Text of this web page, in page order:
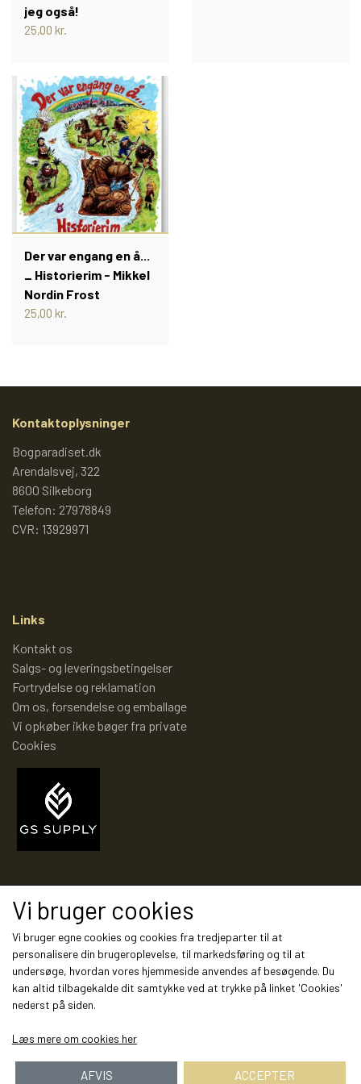
PIXI 800 - 899
PIXI 900 - 999
PIXI 1000 - 1099
SPECIELLE DANSKE PIXI
AKTIVTETSBØGER
PIXI-JULEKALENDER
JULENISSE KALENDER
HR. STRUGANOFFS MAD ALFABET
RASMUS KLUMPS PIXI®
JULEKALENDER
PIXIBØGER PÅ ANDRE SPROG
NORSKE PIXIBØGER
jeg også!
25,00 kr.
Der var engang en å...
_ Historierim - Mikkel
Nordin Frost
25,00 kr.
Kontaktoplysninger
Bogparadiset.dk
Arendalsvej, 322
8600 Silkeborg
Telefon: 27978849
CVR: 13929971
Links
Kontakt os
Salgs- og leveringsbetingelser
Fortrydelse og reklamation
Om os, forsendelse og emballage
Vi opkøber ikke bøger fra private
Cookies
Modtag vores nyhedsbrev via e-mail
Tilmeld
Sociale medier
Vi bruger cookies
Vi bruger egne cookies og cookies fra tredjeparter til at
personalisere din brugeroplevelse, til markedsføring og til at
undersøge, hvordan vores hjemmeside anvendes af besøgende. Du
kan altid tilbagekalde dit samtykke ved at trykke på linket 'Cookies'
nederst på siden.
Læs mere om cookies her
AFVIS ACCEPTER